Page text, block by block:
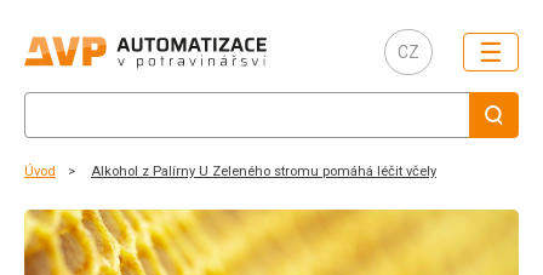
CZ ☰
Úvod Alkohol z Palírny U Zeleného stromu pomáhá léčit včely